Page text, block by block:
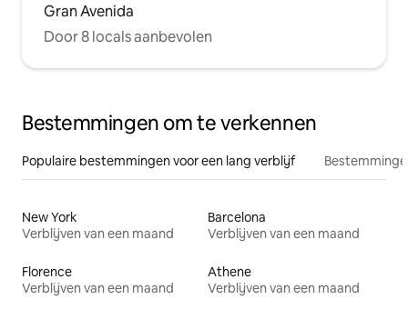
Gran Avenida
Door 8 locals aanbevolen
Bestemmingen om te verkennen
Populaire bestemmingen voor een lang verblijf
New York
Verblijven van een maand
Barcelona
Verblijven van een maand
Florence
Verblijven van een maand
Athene
Verblijven van een maand